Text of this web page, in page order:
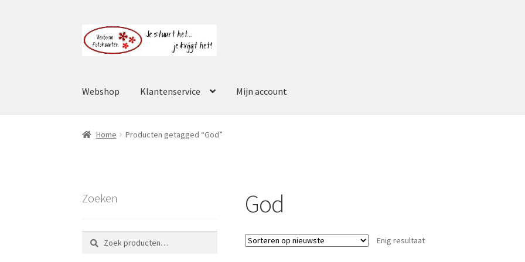
Ga
door
Ga
naar
Webshop Klantenservice Mijn account
Home Producten getagged “God”
God
Enig resultaat
Zoeken
Zoeken
naar:
Zoeken